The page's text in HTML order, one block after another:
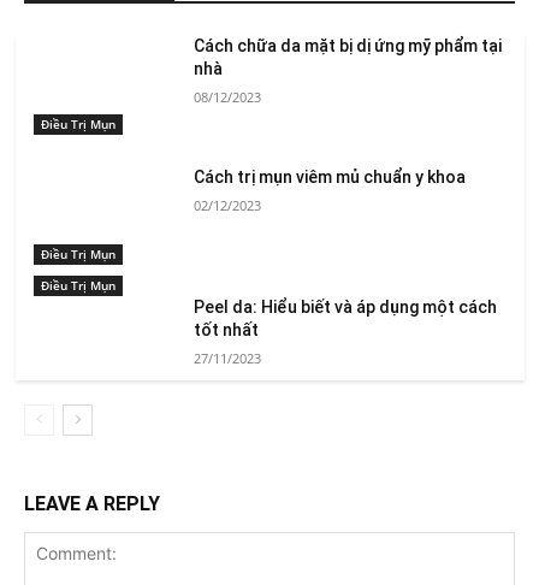
Điều Trị Mụn
Cách chữa da mặt bị dị ứng mỹ phẩm tại
nhà
08/12/2023
Điều Trị Mụn
Cách trị mụn viêm mủ chuẩn y khoa
02/12/2023
Điều Trị Mụn
Peel da: Hiểu biết và áp dụng một cách
tốt nhất
27/11/2023
LEAVE A REPLY